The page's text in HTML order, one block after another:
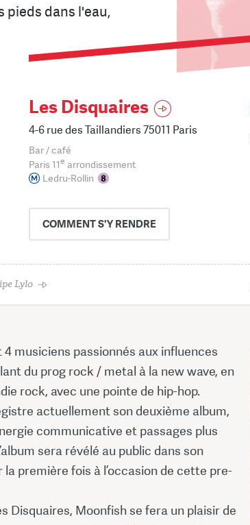
pieds dans l'eau,
Les Disquaires
4-6 rue des Taillandiers 75011 Paris
Bar / café
Paris 11e arrondissement
Ledru-Rollin
COMMENTS'Y RENDRE
Lylo
musiciens passionnés aux influences
du prog rock / metal à la new wave, en
rock, avec une pointe de hip-hop.
actuellement son deuxième album,
communicative et passages plus
sera révélé au public dans son
première fois à l’occasion de cette pre-
Disquaires, Moonfish se fera un plaisir de